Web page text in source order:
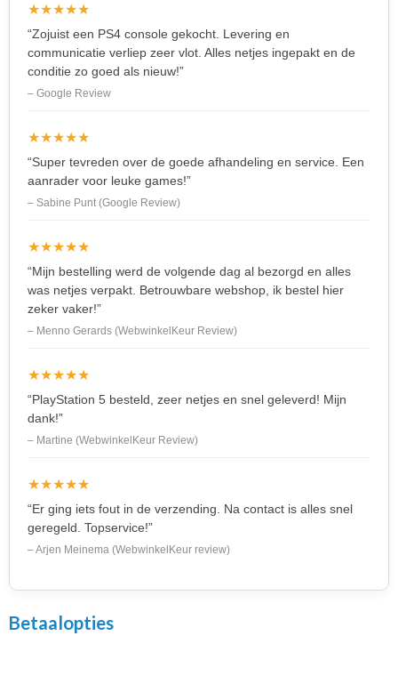
★★★★★
“Zojuist een PS4 console gekocht. Levering en
communicatie verliep zeer vlot. Alles netjes ingepakt en de
conditie zo goed als nieuw!”
– Google Review
★★★★★
“Super tevreden over de goede afhandeling en service. Een
aanrader voor leuke games!”
– Sabine Punt (Google Review)
★★★★★
“Mijn bestelling werd de volgende dag al bezorgd en alles
was netjes verpakt. Betrouwbare webshop, ik bestel hier
zeker vaker!”
– Menno Gerards (WebwinkelKeur Review)
★★★★★
“PlayStation 5 besteld, zeer netjes en snel geleverd! Mijn
dank!”
– Martine (WebwinkelKeur Review)
★★★★★
“Er ging iets fout in de verzending. Na contact is alles snel
geregeld. Topservice!”
– Arjen Meinema (WebwinkelKeur review)
Betaalopties